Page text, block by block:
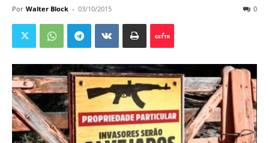
Por Walter Block - 03/10/2015 0